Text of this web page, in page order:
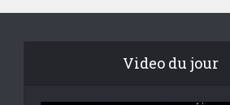
Video du jour